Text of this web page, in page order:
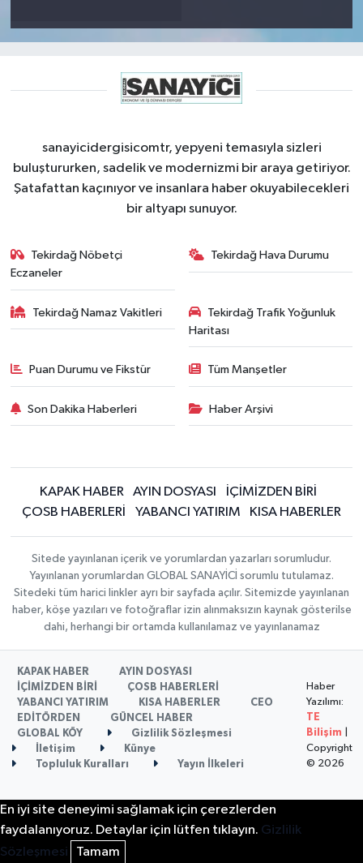
sanayicidergisicomtr, yepyeni temasıyla sizleri
buluştururken, sadelik ve modernizmi bir araya getiriyor.
Şatafattan kaçınıyor ve insanlara haber okuyabilecekleri
bir altyapı sunuyor.
Tekirdağ Nöbetçi
Eczaneler
Tekirdağ Hava Durumu
Tekirdağ Namaz Vakitleri
Tekirdağ Trafik Yoğunluk
Haritası
Puan Durumu ve Fikstür Tüm Manşetler
Son Dakika Haberleri Haber Arşivi
KAPAK HABER AYIN DOSYASI
İÇİMİZDEN BİRİ
ÇOSB HABERLERİ
YABANCI YATIRIM KISA HABERLER
Sitede yayınlanan içerik ve yorumlardan yazarları sorumludur.
Yayınlanan yorumlardan GLOBAL SANAYİCİ sorumlu tutulamaz.
Sitedeki tüm harici linkler ayrı bir sayfada açılır. Sitemizde yayınlanan
haber, köşe yazıları ve fotoğraflar izin alınmaksızın kaynak gösterilse
dahi, herhangi bir ortamda kullanılamaz ve yayınlanamaz
KAPAK HABER
AYIN DOSYASI
İÇİMİZDEN BİRİ
ÇOSB HABERLERİ
YABANCI YATIRIM
KISA HABERLER
CEO
EDİTÖRDEN
GÜNCEL HABER
GLOBAL KÖY
Gizlilik Sözleşmesi
İletişim
Künye
Topluluk Kuralları
Yayın İlkeleri
Haber
Yazılımı:
TE
Bilişim
Copyright
© 2026
En iyi site deneyimi sağlamak için çerezlerden
faydalanıyoruz. Detaylar için lütfen tıklayın. Gizlilik
Sözleşmesi
Tamam